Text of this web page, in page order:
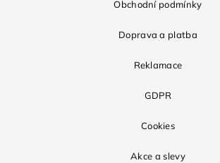
Obchodní podmínky
Doprava a platba
Reklamace
GDPR
Cookies
Akce a slevy